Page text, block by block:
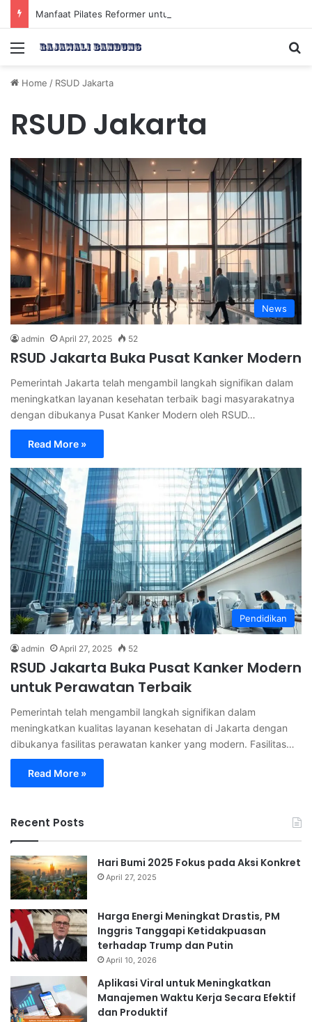
Menu
Home / RSUD Jakarta
RSUD Jakarta
News
admin April 27, 2025 52
RSUD Jakarta Buka Pusat Kanker Modern
Pemerintah Jakarta telah mengambil langkah signifikan dalam
meningkatkan layanan kesehatan terbaik bagi masyarakatnya
dengan dibukanya Pusat Kanker Modern oleh RSUD…
Read More »
Pendidikan
admin April 27, 2025 52
RSUD Jakarta Buka Pusat Kanker Modern
untuk Perawatan Terbaik
Pemerintah telah mengambil langkah signifikan dalam
meningkatkan kualitas layanan kesehatan di Jakarta dengan
dibukanya fasilitas perawatan kanker yang modern. Fasilitas…
Read More »
Recent Posts
Hari Bumi 2025 Fokus pada Aksi Konkret
April 27, 2025
Harga Energi Meningkat Drastis, PM
Inggris Tanggapi Ketidakpuasan
terhadap Trump dan Putin
April 10, 2026
Aplikasi Viral untuk Meningkatkan
Manajemen Waktu Kerja Secara Efektif
dan Produktif